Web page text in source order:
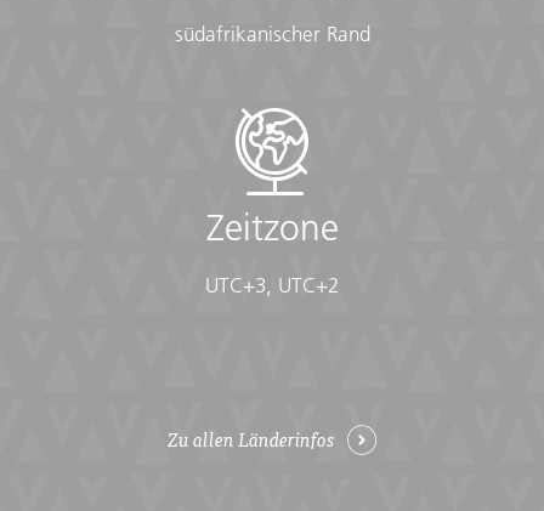
südafrikanischer Rand
Zeitzone
UTC+3, UTC+2
Zu allen Länderinfos